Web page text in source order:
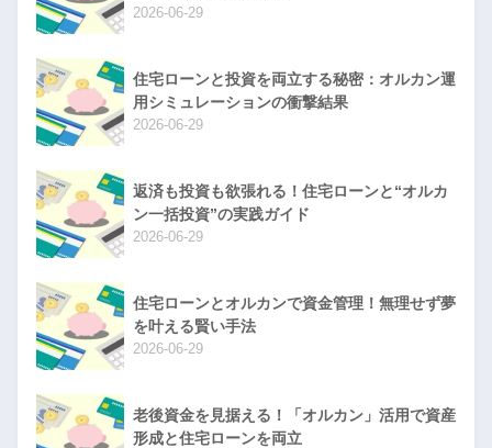
2026-06-29
住宅ローンと投資を両立する秘密：オルカン運
用シミュレーションの衝撃結果
2026-06-29
返済も投資も欲張れる！住宅ローンと“オルカ
ン一括投資”の実践ガイド
2026-06-29
住宅ローンとオルカンで資金管理！無理せず夢
を叶える賢い手法
2026-06-29
老後資金を見据える！「オルカン」活用で資産
形成と住宅ローンを両立